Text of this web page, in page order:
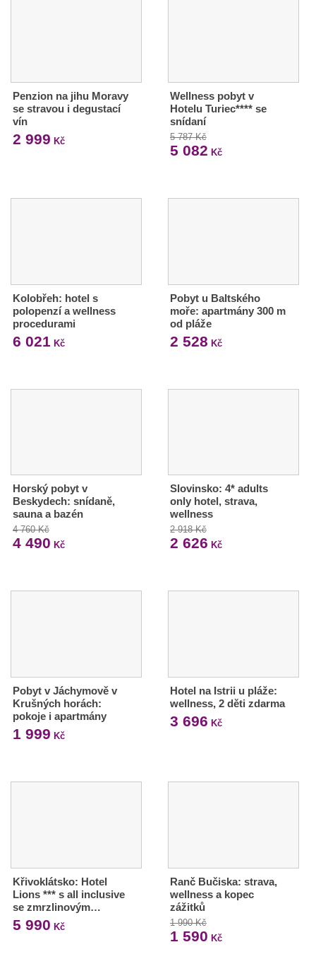
Penzion na jihu Moravy
se stravou i degustací
vín
2 999 Kč
Wellness pobyt v
Hotelu Turiec**** se
snídaní
5 787 Kč
5 082 Kč
Kolobřeh: hotel s
polopenzí a wellness
procedurami
6 021 Kč
Pobyt u Baltského
moře: apartmány 300 m
od pláže
2 528 Kč
Horský pobyt v
Beskydech: snídaně,
sauna a bazén
4 760 Kč
4 490 Kč
Slovinsko: 4* adults
only hotel, strava,
wellness
2 918 Kč
2 626 Kč
Pobyt v Jáchymově v
Krušných horách:
pokoje i apartmány
1 999 Kč
Hotel na Istrii u pláže:
wellness, 2 děti zdarma
3 696 Kč
Křivoklátsko: Hotel
Lions *** s all inclusive
se zmrzlinovým…
5 990 Kč
Ranč Bučiska: strava,
wellness a kopec
zážitků
1 990 Kč
1 590 Kč